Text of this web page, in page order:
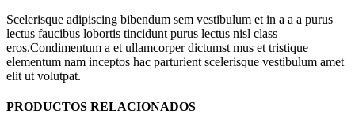
Scelerisque adipiscing bibendum sem vestibulum et in a a a purus
lectus faucibus lobortis tincidunt purus lectus nisl class
eros.Condimentum a et ullamcorper dictumst mus et tristique
elementum nam inceptos hac parturient scelerisque vestibulum amet
elit ut volutpat.
PRODUCTOS RELACIONADOS